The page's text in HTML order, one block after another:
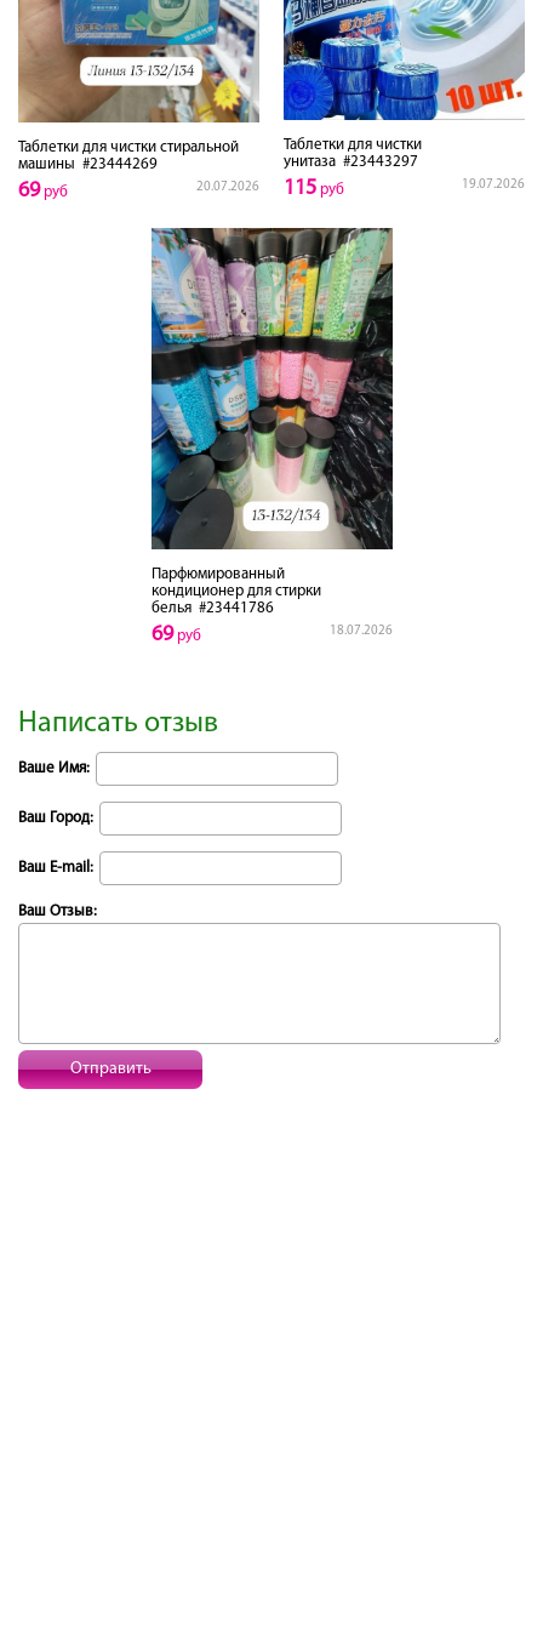
Таблетки для чистки стиральной
машины #23444269
20.07.2026
69руб
Таблетки для чистки
унитаза #23443297
19.07.2026
115 руб
Парфюмированный
кондиционер для стирки
белья#23441786
18.07.2026
69руб
Написать отзыв
Ваше Имя:
Ваш Город:
Ваш E-mail:
Ваш Отзыв:
Отправить